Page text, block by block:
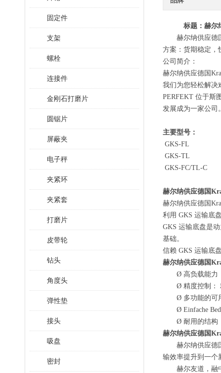
固定件
支架
螺栓
连接件
金刚石打磨片
圆锯片
屏蔽夹
电子秤
夹紧环
夹紧套
打磨片
皮带轮
钻头
角度头
弹性垫
接头
吸盘
密封
标题 ：赫
赫尔纳供应德
方案：货期稳定，
公司简介：
赫尔纳供应德国
我们为您轻松解决
PERFEKT 位于斯
发展成为一家公司
主要型号：
GKS-FL
GKS-TL
GKS-FC/TL-C
赫尔纳供应德国
赫尔纳供应德国
利用 GKS 运输底
GKS 运输底盘是
基础。
信赖 GKS 运输底
赫尔纳供应德国
Ø 高负载能力
Ø 精度控制：
Ø 多功能的可
Ø Einfache
Ø 耐用的结构
赫尔纳供应德国
赫尔纳供应德
输效率提升到一个
赫尔友道，融